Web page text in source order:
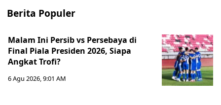
Berita Populer
Malam Ini Persib vs Persebaya di
Final Piala Presiden 2026, Siapa
Angkat Trofi?
6 Agu 2026, 9:01 AM